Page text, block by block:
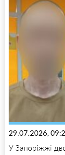
29.07.2026,
У Запоріжжі